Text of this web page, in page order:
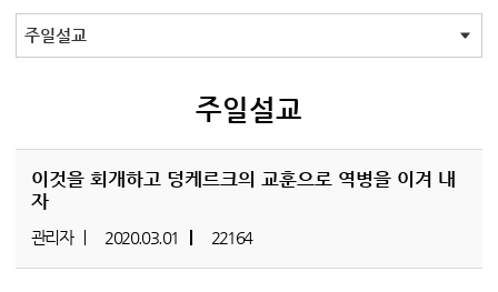
주일설교
주일설교
이것을 회개하고 덩케르크의 교훈으로 역병을 이겨 내
자
관리자 2020.03.01 22164